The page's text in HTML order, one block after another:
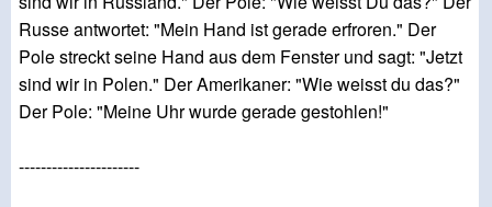
Russe antwortet: "Mein Hand ist gerade erfroren." Der
Pole streckt seine Hand aus dem Fenster und sagt: "Jetzt
sind wir in Polen." Der Amerikaner: "Wie weisst du das?"
Der Pole: "Meine Uhr wurde gerade gestohlen!"
----------------------